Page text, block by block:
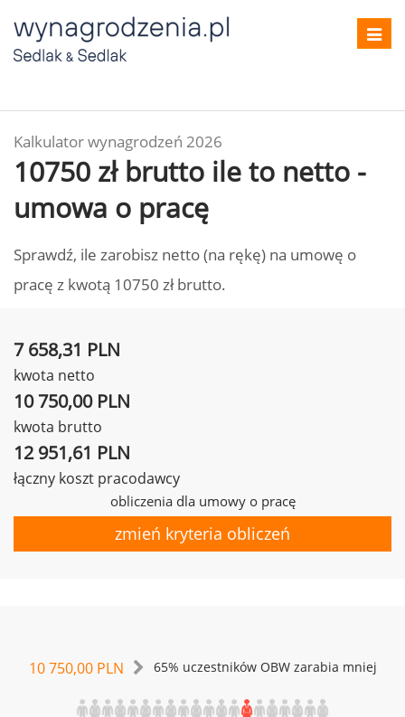
Kalkulator wynagrodzeń 2026
10750 zł brutto ile to netto -
umowa o pracę
Sprawdź, ile zarobisz netto (na rękę) na umowę o
pracę z kwotą 10750 zł brutto.
7 658,31 PLN
kwota netto
10 750,00 PLN
kwota brutto
12 951,61 PLN
łączny koszt pracodawcy
obliczenia dla umowy o pracę
zmień kryteria obliczeń
10 750,00 PLN 65% uczestników OBW zarabia mniej